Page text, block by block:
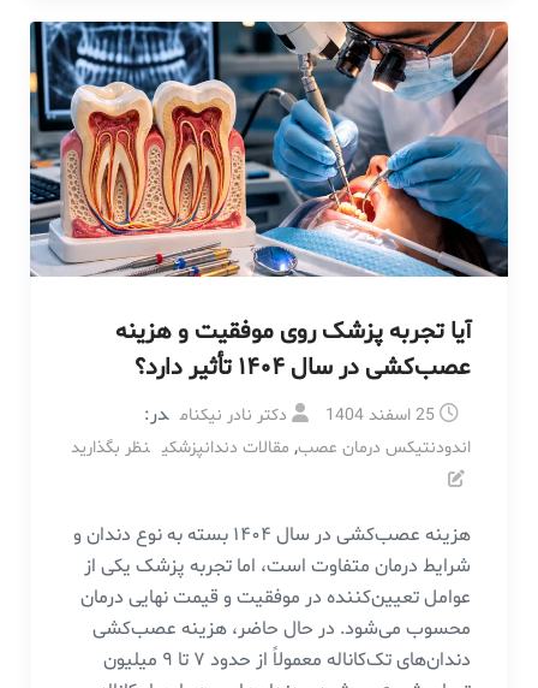
آیا تجربه پزشک روی موفقیت و هزینه
عصب‌کشی در سال ۱۴۰۴ تأثیر دارد؟
25 اسفند 1404 دکتر نادر نیکنام در:
اندودنتیکس درمان عصب, مقالات دندانپزشکی نظر بگذارید
هزینه عصب‌کشی در سال ۱۴۰۴ بسته به نوع دندان و
شرایط درمان متفاوت است، اما تجربه پزشک یکی از
عوامل تعیین‌کننده در موفقیت و قیمت نهایی درمان
محسوب می‌شود. در حال حاضر، هزینه عصب‌کشی
دندان‌های تک‌کاناله معمولاً از حدود ۷ تا ۹ میلیون